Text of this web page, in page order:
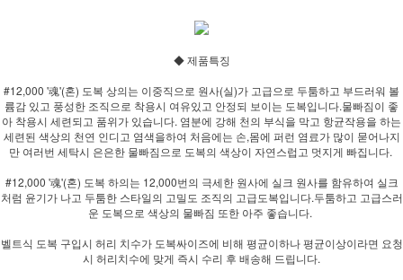
◆ 제품특징
#12,000 '魂'(혼) 도복 상의는 이중직으로 원사(실)가 고급으로 두툼하고 부드러워 볼
륨감 있고 풍성한 조직으로 착용시 여유있고 안정되 보이는 도복입니다.물빠짐이 좋
아 착용시 세련되고 품위가 있습니다. 염분에 강해 천의 부식을 막고 항균작용을 하는
세련된 색상의 천연 인디고 염색을하여 처음에는 손,몸에 퍼런 염료가 많이 묻어나지
만 여러번 세탁시 은은한 물빠짐으로 도복의 색상이 자연스럽고 멋지게 빠집니다.
#12,000 '魂'(혼) 도복 하의는 12,000번의 극세한 원사에 실크 원사를 함유하여 실크
처럼 윤기가 나고 두툼한 스타일의 고밀도 조직의 고급도복입니다.두툼하고 고급스러
운 도복으로 색상의 물빠짐 또한 아주 좋습니다.
벨트식 도복 구입시 허리 치수가 도복싸이즈에 비해 평균이하나 평균이상이라면 요청
시 허리치수에 맞게 즉시 수리 후 배송해 드립니다.